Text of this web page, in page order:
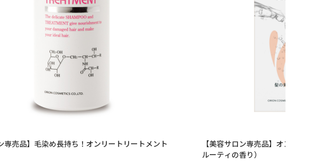
専売品】毛染め長持ち！オンリートリートメント
【美容サロン専売品】オンリーヘア
ルーティの香り）